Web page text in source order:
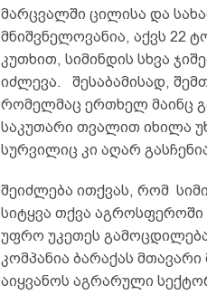
მარცვალში ცილისა და
მნიშვნელოვანია, აქვს 22
კუთხით, სიმინდის სხვა
იძლევა. შესაბამისად,
რომელმაც ერთხელ მაინც
საკუთარი თვალით იხილა
სურვილიც კი აღარ
შეიძლება ითქვას, რომ
სიტყვა თქვა
უფრო უკეთეს
კომპანია ბარაქას
აიყვანოს აგრარული